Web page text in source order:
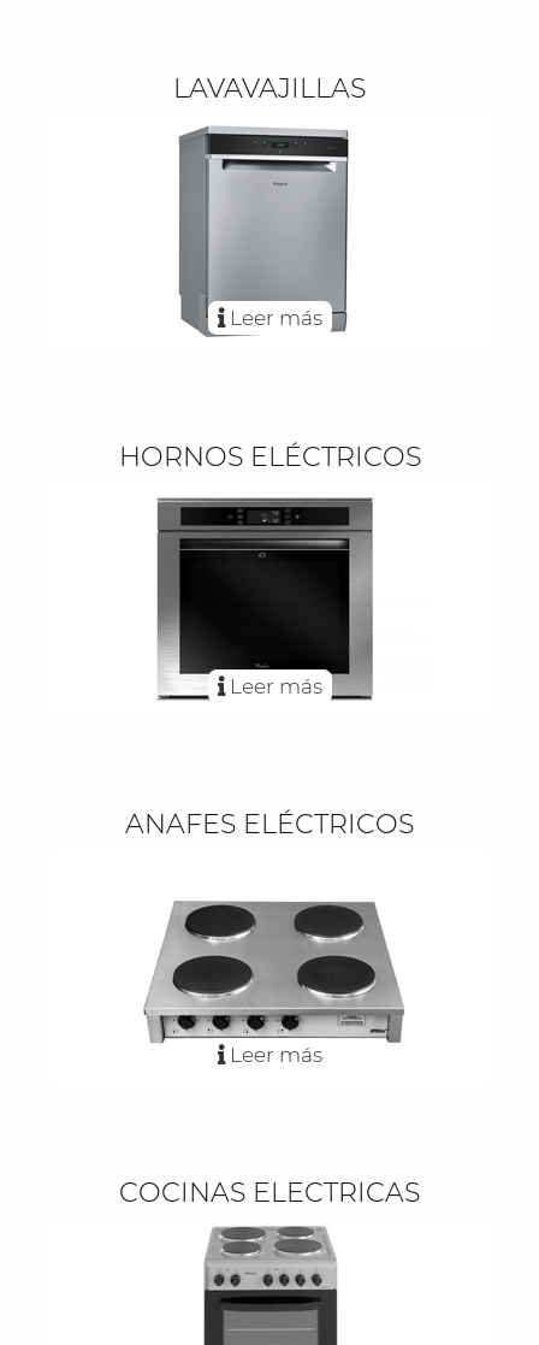
LAVAVAJILLAS
Leer más
HORNOS ELÉCTRICOS
Leer más
ANAFES ELÉCTRICOS
Leer más
COCINAS ELECTRICAS